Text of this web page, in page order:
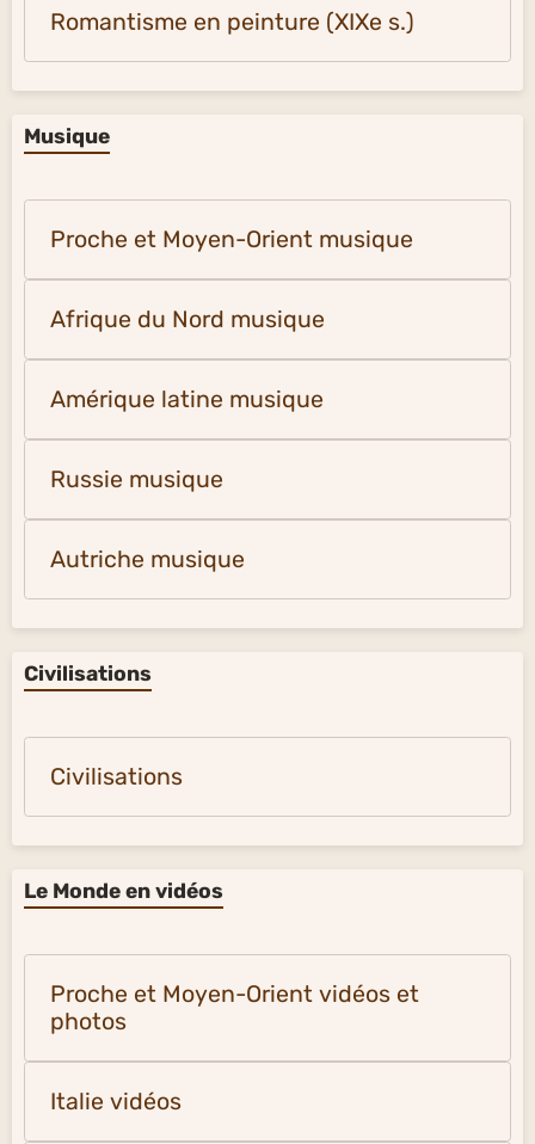
Romantisme en peinture (XIXe s.)
Musique
Proche et Moyen-Orient musique
Afrique du Nord musique
Amérique latine musique
Russie musique
Autriche musique
Civilisations
Civilisations
Le Monde en vidéos
Proche et Moyen-Orient vidéos et
photos
Italie vidéos